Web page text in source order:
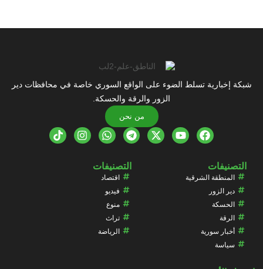
شبكة إخبارية تسلط الضوء على الواقع السوري خاصة في محافظات دير
الزور والرقة والحسكة.
من نحن
التصنيفات
المنطقة الشرقية
دير الزور
الحسكة
الرقة
أخبار سورية
سياسة
التصنيفات
اقتصاد
فيديو
منوع
تراث
الرياضة